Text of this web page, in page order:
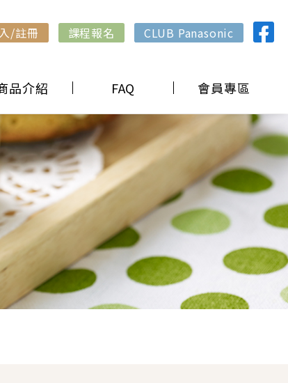
/註冊 課程報名 CLUB Panasonic
品介紹 FAQ 會員專區